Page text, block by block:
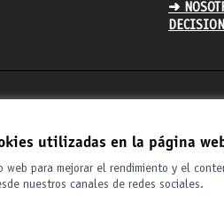
utilizadas en la página
para mejorar el rendimiento y el
nuestros canales de redes sociales.
➜